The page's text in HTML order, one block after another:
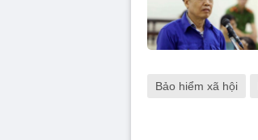
Bảo hiểm xã hội